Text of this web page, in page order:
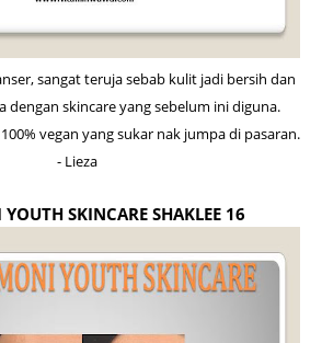
sangat teruja sebab kulit jadi bersih dan
dengan skincare yang sebelum ini diguna.
vegan yang sukar nak jumpa di pasaran.
- Lieza
SKINCARE SHAKLEE 16